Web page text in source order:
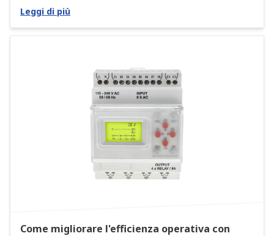
Leggi di più
Come migliorare l'efficienza operativa con